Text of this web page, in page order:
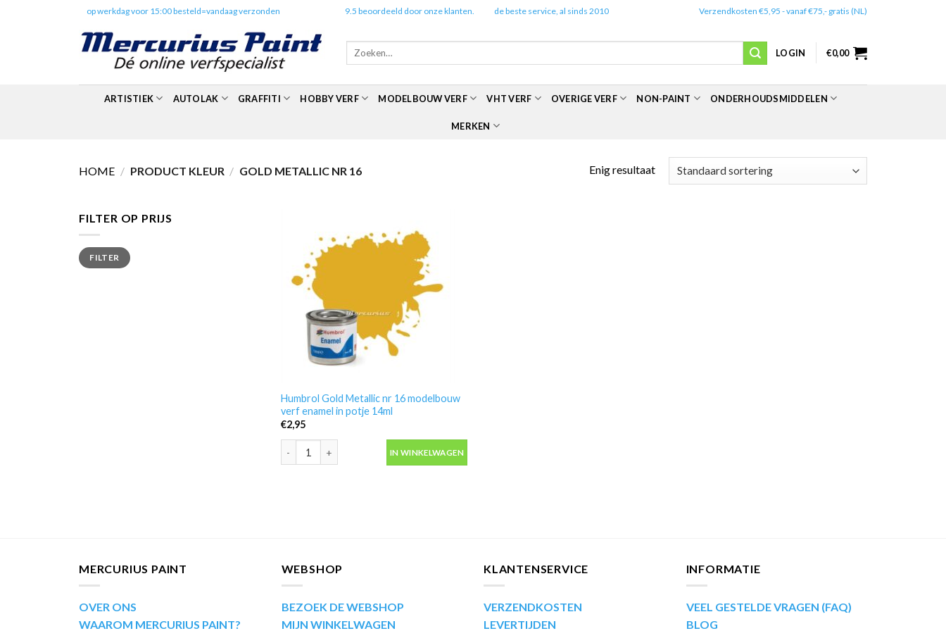
op werkdag voor 15:00 besteld=vandaag verzonden 9.5 beoordeeld door onze klanten. de beste service, al sinds 2010 Verzendkosten €5,95 - vanaf €75,- gratis (NL)
Zoeken
LOGIN €0,00
ARTISTIEK AUTOLAK GRAFFITI HOBBY VERF MODELBOUW VERF VHT VERF OVERIGE VERF NON-PAINT ONDERHOUDSMIDDELEN
MERKEN
HOME / PRODUCT KLEUR / GOLD METALLIC NR 16 Enig resultaat
FILTER OP PRIJS
Min.
prijs
Max.
prijsFILTER
Humbrol Gold Metallic nr 16 modelbouw
verf enamel in potje 14ml
€2,95
Humbrol Gold Metallic nr 16 modelbouw verf enamel in potje 14ml aantal
IN WINKELWAGEN
MERCURIUS PAINT
OVER ONS
WAAROM MERCURIUS PAINT?
WEBSHOP
BEZOEK DE WEBSHOP
MIJN WINKELWAGEN
KLANTENSERVICE
VERZENDKOSTEN
LEVERTIJDEN
INFORMATIE
VEEL GESTELDE VRAGEN (FAQ)
BLOG